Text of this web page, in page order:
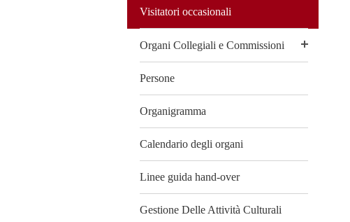
Visitatori occasionali
Organi Collegiali e Commissioni
Persone
Organigramma
Calendario degli organi
Linee guida hand-over
Gestione Delle Attività Culturali